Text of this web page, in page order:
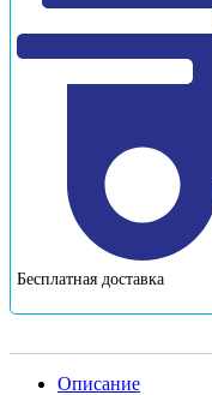
Бесплатная доставка
Описание